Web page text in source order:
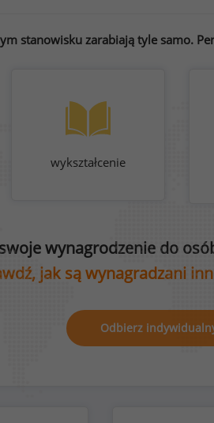
stanowisku zarabiają tyle samo.
wykształcenie
wynagrodzenie do
jak są wynagradzani
Odbierz